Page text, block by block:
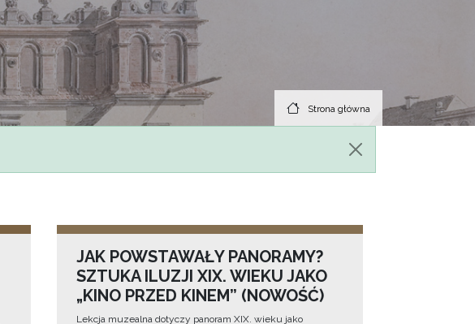
Strona główna
JAK POWSTAWAŁY PANORAMY?
SZTUKA ILUZJI XIX. WIEKU JAKO
„KINO PRZED KINEM” (NOWOŚĆ)
Lekcja muzealna dotyczy panoram XIX. wieku jako